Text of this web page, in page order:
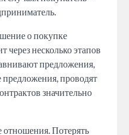
о покупке
через несколько этапов
предложения,
проводят
значительно
Потерять